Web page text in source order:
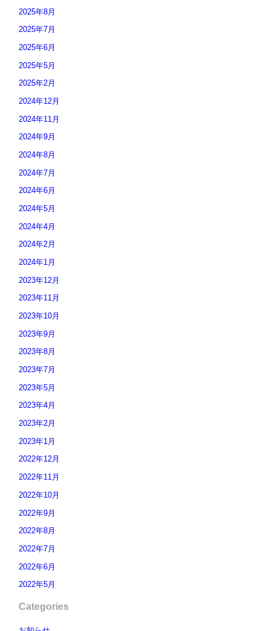
2025年8月
2025年7月
2025年6月
2025年5月
2025年2月
2024年12月
2024年11月
2024年9月
2024年8月
2024年7月
2024年6月
2024年5月
2024年4月
2024年2月
2024年1月
2023年12月
2023年11月
2023年10月
2023年9月
2023年8月
2023年7月
2023年5月
2023年4月
2023年2月
2023年1月
2022年12月
2022年11月
2022年10月
2022年9月
2022年8月
2022年7月
2022年6月
2022年5月
Categories